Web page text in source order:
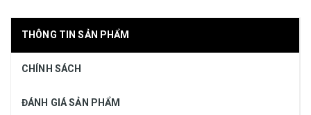
THÔNG TIN SẢN PHẨM
CHÍNH SÁCH
ĐÁNH GIÁ SẢN PHẨM